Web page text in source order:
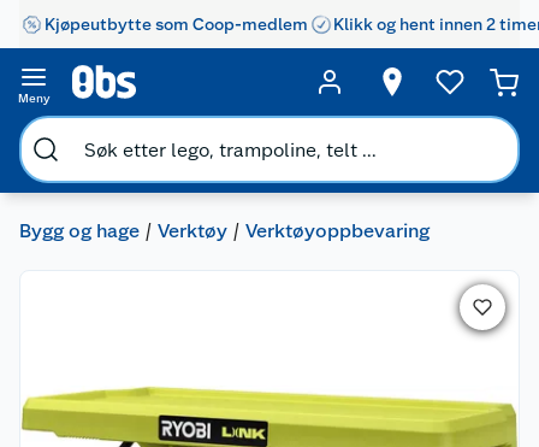
Kjøpeutbytte som Coop-medlem Klikk og hent innen 2
Meny
Bygg og hage Verktøy Verktøyoppbevaring